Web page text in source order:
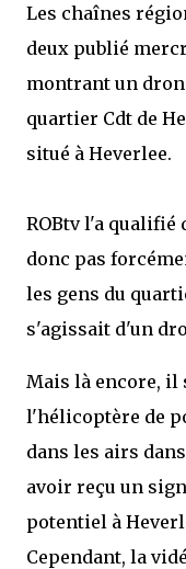
Les chaînes
deux publié
montrant un
quartier Cdt de
situé à Heverlee.
ROBtv l'a qualifié
donc pas
les gens du
s'agissait d'un
Mais là encore, il
l'hélicoptère de
dans les airs
avoir reçu un
potentiel à
Cependant, la